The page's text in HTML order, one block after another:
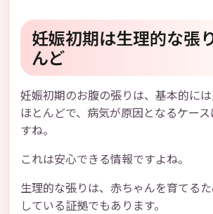
妊娠初期は生理的な張
んど
妊娠初期のお腹の張りは、基本的に
ほとんどで、病気が原因となるケー
すね。
これは安心できる情報ですよね。
生理的な張りは、赤ちゃんを育てる
している証拠でもあります。